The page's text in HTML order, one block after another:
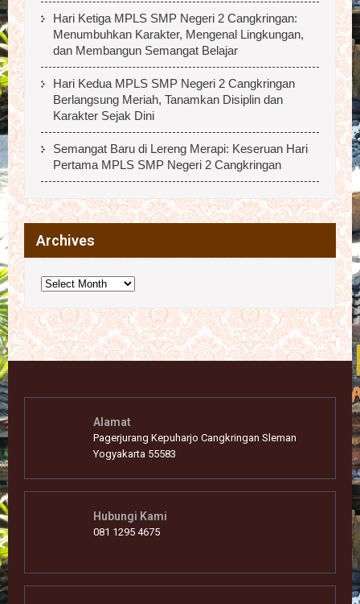
Hari Ketiga MPLS SMP Negeri 2 Cangkringan:
Menumbuhkan Karakter, Mengenal Lingkungan,
dan Membangun Semangat Belajar
Hari Kedua MPLS SMP Negeri 2 Cangkringan
Berlangsung Meriah, Tanamkan Disiplin dan
Karakter Sejak Dini
Semangat Baru di Lereng Merapi: Keseruan Hari
Pertama MPLS SMP Negeri 2 Cangkringan
Archives
Archives
Alamat
Pagerjurang Kepuharjo Cangkringan Sleman
Yogyakarta 55583
Hubungi Kami
081 1295 4675